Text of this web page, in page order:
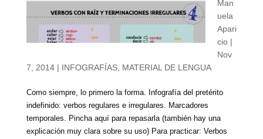
Man
uela
Apari
cio|
Nov
7, 2014| INFOGRAFÍAS, MATERIAL DE LENGUA
Como siempre, lo primero la forma. Infografía del pretérito
indefinido: verbos regulares e irregulares. Marcadores
temporales. Pincha aquí para repasarla (también hay una
explicación muy clara sobre su uso) Para practicar: Verbos